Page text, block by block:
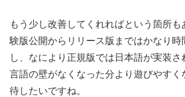
もう少し改善してくれればという箇所
験版公開からリリース版まではかなり時
し、なにより正規版では日本語が実装さ
言語の壁がなくなった分より遊びやすく
待したいですね。